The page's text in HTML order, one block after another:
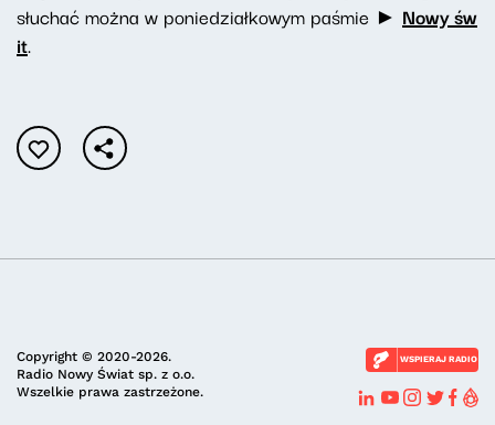
słuchać można w poniedziałkowym paśmie ► Nowy św
it.
Copyright © 2020-2026.
Radio Nowy Świat sp. z o.o.
Wszelkie prawa zastrzeżone.
WSPIERAJ RADIO